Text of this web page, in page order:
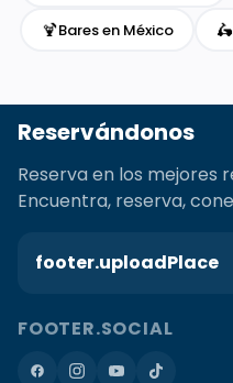
🍹Bares en México 🛵
Reservándonos
Reserva en los mejores
Encuentra, reserva,
footer.uploadPlace
FOOTER.SOCIAL